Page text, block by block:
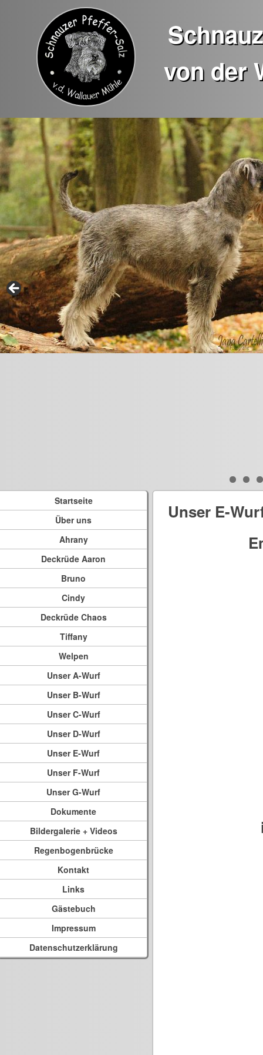
von der
Startseite
Über uns
Ahrany
Deckrüde Aaron
Bruno
Cindy
Deckrüde Chaos
Tiffany
Welpen
Unser A-Wurf
Unser B-Wurf
Unser C-Wurf
Unser D-Wurf
Unser E-Wurf
Unser F-Wurf
Unser G-Wurf
Dokumente
Bildergalerie + Videos
Regenbogenbrücke
Kontakt
Links
Gästebuch
Impressum
Datenschutzerklärung
Unser E-